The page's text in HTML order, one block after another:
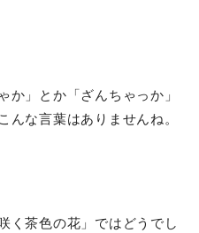
か」とか「ざんちゃっか」
んな言葉はありませんね。
く茶色の花」ではどうでし